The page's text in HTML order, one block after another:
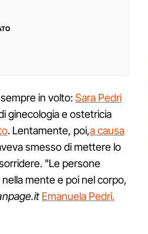
in volto:Sara Pedri
ginecologia e ostetricia
. Lentamente, poi,a causa
smesso di mettere lo
"Le persone
mente e poi nel corpo,
Emanuela Pedri,